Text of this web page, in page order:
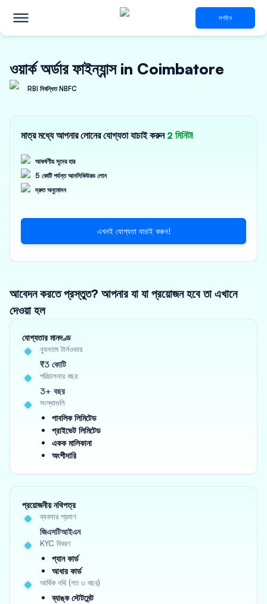
লগইন
ওয়ার্ক অর্ডার ফাইন্যান্স in Coimbatore
RBI নিবন্ধিত NBFC
মাত্র মধ্যে আপনার লোনের যোগ্যতা যাচাই করুন 2 মিনিট!
আকর্ষণীয় সুদের হার
5 কোটি পর্যন্ত আনসিকিউরড লোন
দ্রুত অনুমোদন
এখনই যোগ্যতা যাচাই করুন!
আবেদন করতে প্রস্তুত? আপনার যা যা প্রয়োজন হবে তা এখানে
দেওয়া হল
যোগ্যতার মানদণ্ড
ন্যূনতম টার্নওভার
₹3 কোটি
পরিচালনার বছর
3+ বছর
সংস্থাগুলি
পাবলিক লিমিটেড
প্রাইভেট লিমিটেড
একক মালিকানা
অংশীদারি
প্রয়োজনীয় নথিপত্র
ব্যবসার প্রমাণ
জিএসটিআইএন
KYC বিবরণ
প্যান কার্ড
আধার কার্ড
আর্থিক নথি (গত ৩ বছর)
ব্যাঙ্ক স্টেটমেন্ট